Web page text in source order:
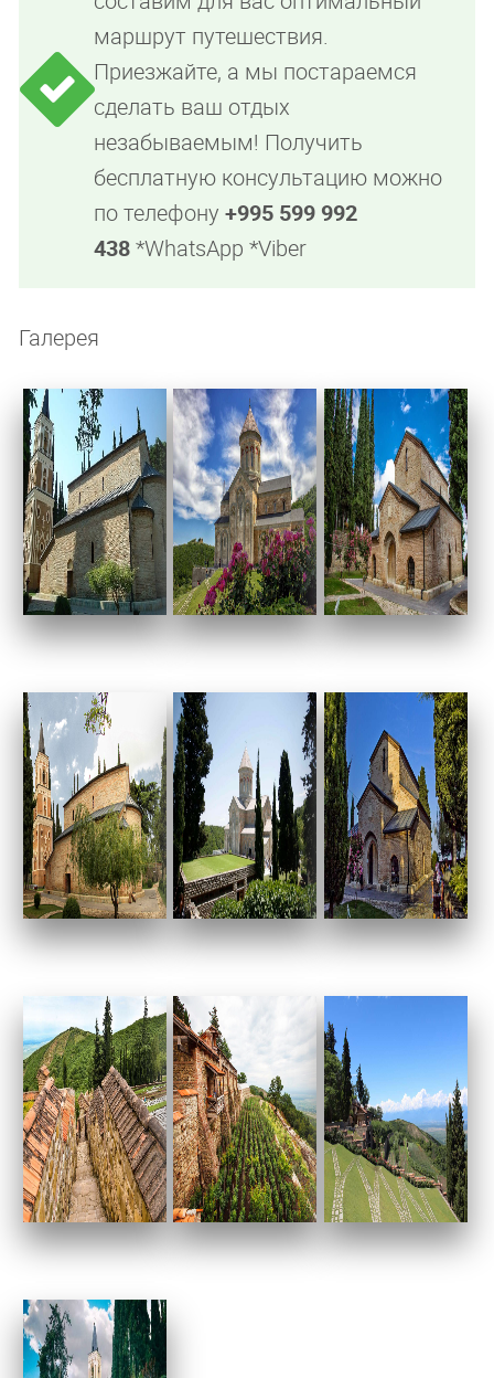
маршрут путешествия.
Приезжайте, а мы постараемся
сделать ваш отдых
незабываемым! Получить
бесплатную консультацию можно
по телефону +995 599 992
438*WhatsApp *Viber
Галерея